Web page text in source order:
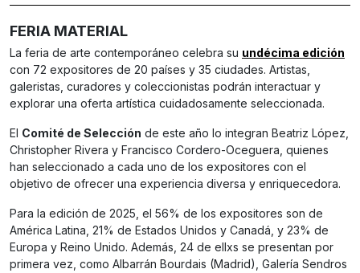
FERIA MATERIAL
La feria de arte contemporáneo celebra su undécima edición
con 72 expositores de 20 países y 35 ciudades. Artistas,
galeristas, curadores y coleccionistas podrán interactuar y
explorar una oferta artística cuidadosamente seleccionada.
El Comité de Selección de este año lo integran Beatriz López,
Christopher Rivera y Francisco Cordero-Oceguera, quienes
han seleccionado a cada uno de los expositores con el
objetivo de ofrecer una experiencia diversa y enriquecedora.
Para la edición de 2025, el 56% de los expositores son de
América Latina, 21% de Estados Unidos y Canadá, y 23% de
Europa y Reino Unido. Además, 24 de ellxs se presentan por
primera vez, como Albarrán Bourdais (Madrid), Galería Sendros